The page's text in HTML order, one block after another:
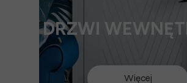
Więcej
DRZWI